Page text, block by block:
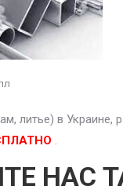
литье) в
.
НАС